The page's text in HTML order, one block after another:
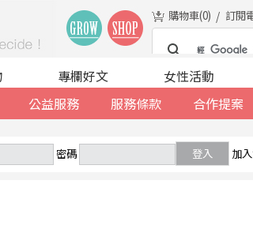
購物車(0) 訂閱
公益服務 服務條款 合作提案
專欄好文 女性活動
密碼 登入 加